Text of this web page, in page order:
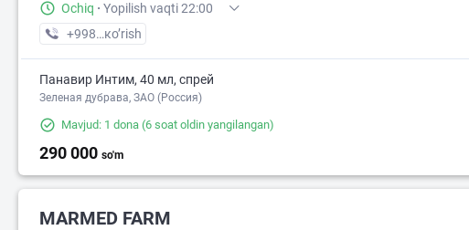
Ochiq · Yopilish vaqti 22:00
+998 (91) XXX-XX-XX
кo’rish
Панавир Интим, 40 мл, спрей
Зеленая дубрава, ЗАО (Россия)
Mavjud: 1 dona (6 soat oldin yangilangan)
290 000 so'm
MARMED FARM